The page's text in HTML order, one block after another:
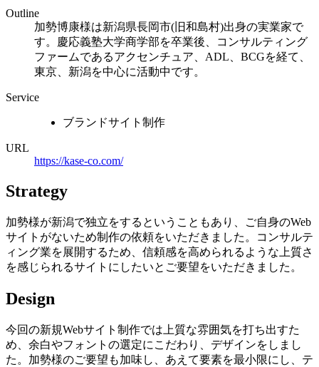
Outline
加勢博康様は新潟県長岡市(旧和島村)出身の実業家で
す。慶応義塾大学商学部を卒業後、コンサルティング
ファームであるアクセンチュア、ADL、BCGを経て、
東京、新潟を中心に活動中です。
Service
ブランドサイト制作
URL
https://kase-co.com/
Strategy
加勢様が新潟で独立をするということもあり、ご自身のWeb
サイトがないため制作の依頼をいただきました。コンサルテ
ィング業を展開するため、信頼感を高められるような上質さ
を感じられるサイトにしたいとご要望をいただきました。
Design
今回の新規Webサイト制作では上質な雰囲気を打ち出すた
め、余白やフォントの選定にこだわり、デザインをしまし
た。加勢様のご要望も加味し、あえて要素を最小限にし、テ